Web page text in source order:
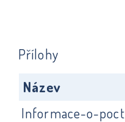
Přílohy
Název
Informace-o-